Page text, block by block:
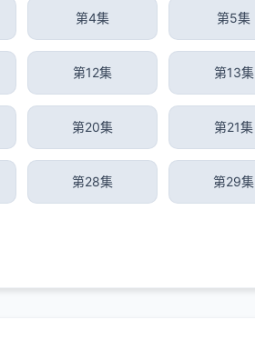
第4集 第5集
第12集 第13集
第20集 第21集
第28集 第29集